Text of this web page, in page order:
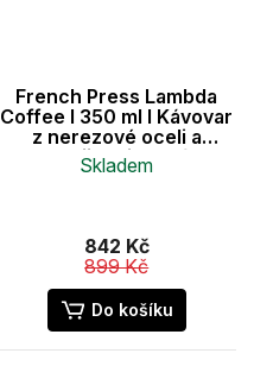
French Press Lambda
Coffee I 350 ml I Kávovar
z nerezové oceli a
dvojitou izolací
produktu
5,0
z
5
hvězdiček.
Skladem
842 Kč
899 Kč
Do košíku